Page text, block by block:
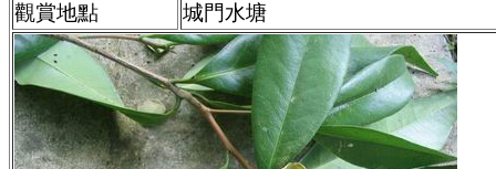
觀賞地點
城門水塘